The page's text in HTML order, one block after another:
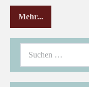
Mehr...